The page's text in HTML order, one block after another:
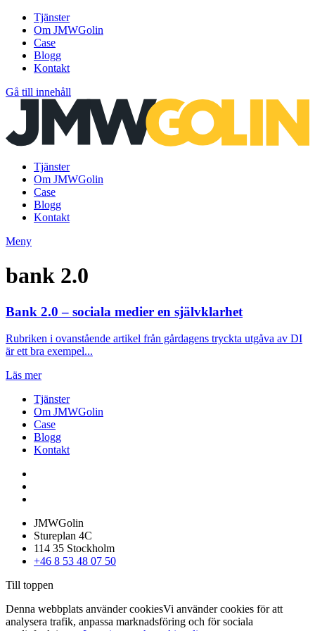
Tjänster
Om JMWGolin
Case
Blogg
Kontakt
Gå till innehåll
Tjänster
Om JMWGolin
Case
Blogg
Kontakt
Meny
bank 2.0
Bank 2.0 – sociala medier en självklarhet
Rubriken i ovanstående artikel från gårdagens tryckta utgåva av DI
är ett bra exempel...
Läs mer
Tjänster
Om JMWGolin
Case
Blogg
Kontakt
JMWGolin
Stureplan 4C
114 35 Stockholm
+46 8 53 48 07 50
Till toppen
Denna webbplats använder cookiesVi använder cookies för att
analysera trafik, anpassa marknadsföring och för sociala